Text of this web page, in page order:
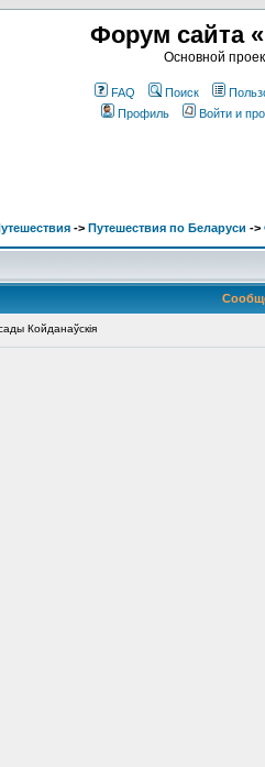
Форум сайта
Основной
FAQ Поиск
Профиль
Войти и
-> Путешествия по Беларуси ->
Койданаўскія